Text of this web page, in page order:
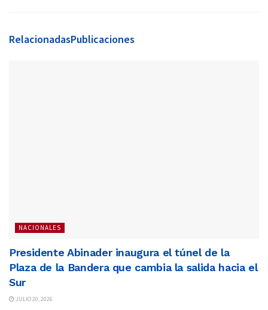
RelacionadasPublicaciones
NACIONALES
Presidente Abinader inaugura el túnel de la
Plaza de la Bandera que cambia la salida hacia el
Sur
JULIO 20, 2026